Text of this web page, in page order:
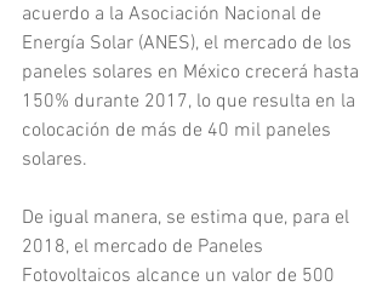
acuerdo a la Asociación Nacional de
Energía Solar (ANES), el mercado de los
paneles solares en México crecerá hasta
150% durante 2017, lo que resulta en la
colocación de más de 40 mil paneles
solares.
De igual manera, se estima que, para el
2018, el mercado de Paneles
Fotovoltaicos alcance un valor de 500